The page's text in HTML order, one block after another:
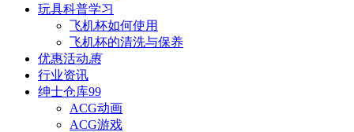
玩具科普学习
飞机杯如何使用
飞机杯的清洗与保养
优惠活动惠
行业资讯
绅士仓库99
ACG动画
ACG游戏